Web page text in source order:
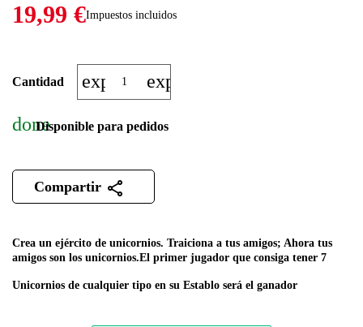
19,99 €Impuestos incluidos
Crea un ejército de unicornios. Traiciona a tus amigos; Ahora tus
amigos son los unicornios.El primer jugador que consiga tener 7
Unicornios de cualquier tipo en su Establo será el ganador
Cantidad expand_moreexpand_less
doneDisponible para pedidos
Compartir